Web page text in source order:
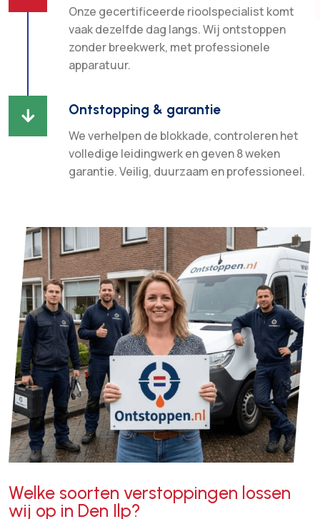
Onze gecertificeerde rioolspecialist komt
vaak dezelfde dag langs. Wij ontstoppen
zonder breekwerk, met professionele
apparatuur.
 Ontstopping & garantie
We verhelpen de blokkade, controleren het
volledige leidingwerk en geven 8 weken
garantie. Veilig, duurzaam en professioneel.
Welke soorten verstoppingen lossen
wij op in Den Ilp?